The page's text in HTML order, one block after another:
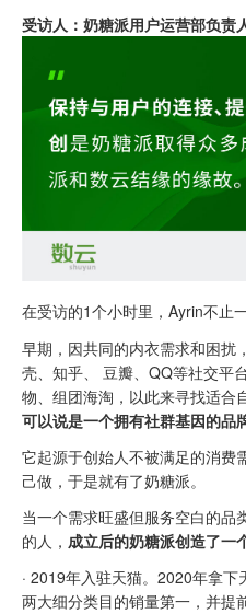
受访人： 奶糖派用户运营部负责
在受访的1个小时里，Ayrin不止
早期，因共同的内衣需求和困扰
壳、知乎、 豆瓣、QQ等社交平
物、组团海淘，以此来寻找适合
可以说是一个拥有社群基因的品牌
它起源于创始人不被满足的消费
己做，于是就有了奶糖派。
当一个需求旺盛但服务空白的品
的人， 成立后的奶糖派创造了一
· 2019年入驻天猫。2020年拿下
两大细分类目的销量第一，并提